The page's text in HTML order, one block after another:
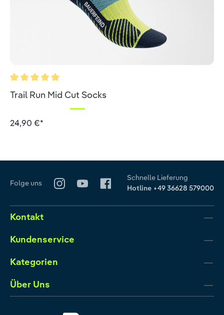
Durchschnittliche Bewertung von 5 von 5 Sternen
Trail Run Mid Cut Socks
24,90 €*
Folge uns
Schnelle Lieferung
Hotline +49 36628 579000
Kontakt
Kundenservice
Kategorien
Über Uns